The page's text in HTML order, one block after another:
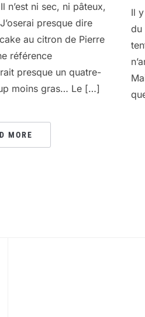
n’est ni sec, ni pâteux,
presque dire
au citron de Pierre
référence
presque un quatre-
moins gras… Le […]
MORE
Il
du